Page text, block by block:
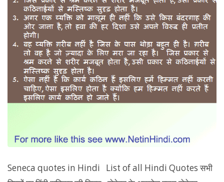
Seneca quotes in Hindi List of all Hindi Quotes सभी